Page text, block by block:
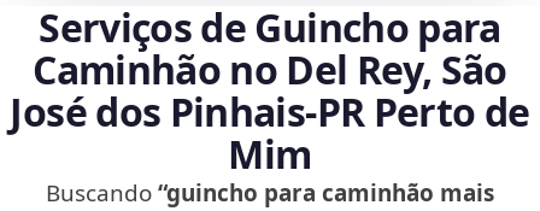
Serviços de Guincho para
Caminhão no Del Rey, São
José dos Pinhais‑PR Perto de
Mim
Buscando“guincho para caminhão mais